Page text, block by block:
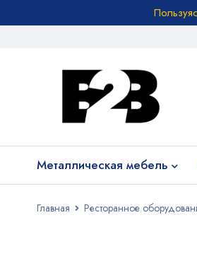
Металлическая мебель
Главная Ресторанное